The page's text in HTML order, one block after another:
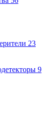
23
9